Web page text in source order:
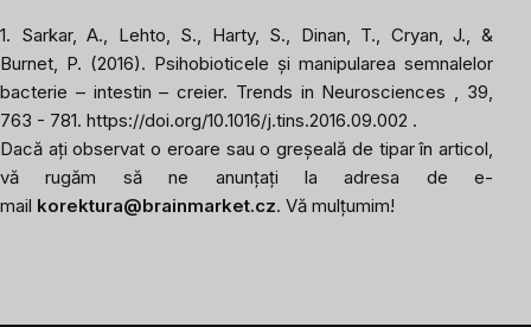
1. Sarkar, A., Lehto, S., Harty, S., Dinan, T., Cryan, J., &
Burnet, P. (2016). Psihobioticele și manipularea semnalelor
bacterie – intestin – creier. Trends in Neurosciences , 39,
763 - 781. https://doi.org/10.1016/j.tins.2016.09.002 .
Dacă ați observat o eroare sau o greșeală de tipar în articol,
vă rugăm să ne anunțați la adresa de e-
mail korektura@brainmarket.cz. Vă mulțumim!